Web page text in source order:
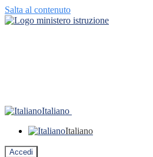
Salta al contenuto
Italiano
Italiano
Accedi